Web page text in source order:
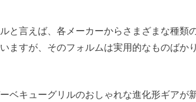
と言えば、各メーカーからさまざまな種類
ますが、そのフォルムは実用的なものばか
ベキューグリルのおしゃれな進化形ギアが